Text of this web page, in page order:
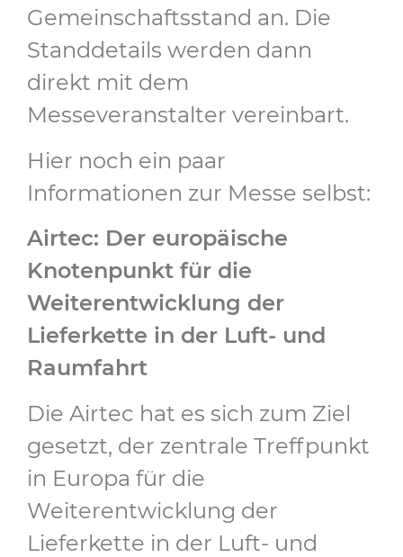
Gemeinschaftsstand an. Die
Standdetails werden dann
direkt mit dem
Messeveranstalter vereinbart.
Hier noch ein paar
Informationen zur Messe selbst:
Airtec: Der europäische
Knotenpunkt für die
Weiterentwicklung der
Lieferkette in der Luft- und
Raumfahrt
Die Airtec hat es sich zum Ziel
gesetzt, der zentrale Treffpunkt
in Europa für die
Weiterentwicklung der
Lieferkette in der Luft- und